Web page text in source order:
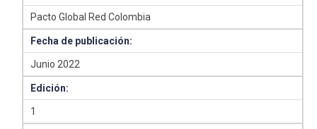
Pacto Global Red Colombia
Fecha de publicación:
Junio 2022
Edición:
1